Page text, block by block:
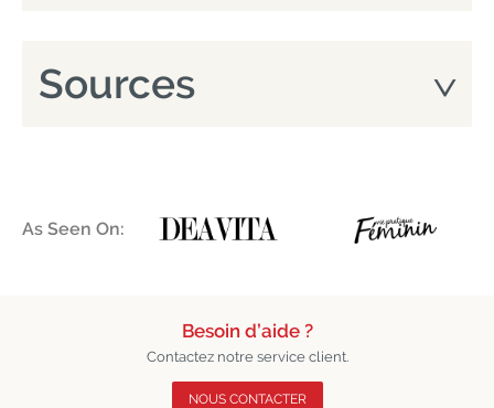
Sources
As Seen On:
Besoin d’aide ?
Contactez notre service client.
NOUS CONTACTER